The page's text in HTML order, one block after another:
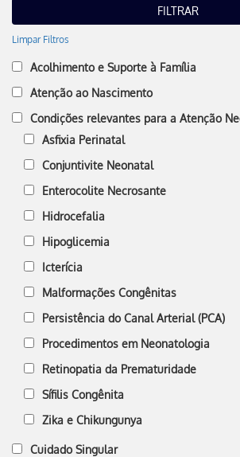
Limpar Filtros
Acolhimento e Suporte à Família
Atenção ao Nascimento
Condições relevantes para a Atenção
Asfixia Perinatal
Conjuntivite Neonatal
Enterocolite Necrosante
Hidrocefalia
Hipoglicemia
Icterícia
Malformações Congênitas
Persistência do Canal Arterial (PCA)
Procedimentos em Neonatologia
Retinopatia da Prematuridade
Sífilis Congênita
Zika e Chikungunya
Cuidado Singular